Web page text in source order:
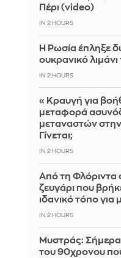
Πέρι (video)
IN 2 HOURS
Η Ρωσία έπληξε
ουκρανικό
IN 2 HOURS
«Κραυγή για
μεταφορά
μεταναστών στην
Γίνεται;
IN 2 HOURS
Από τη Φλόριντα
ζευγάρι που
ιδανικό τόπο για
IN 2 HOURS
Mυστράς:
του 90χρονου